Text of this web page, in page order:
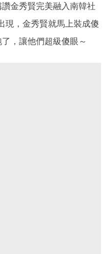
金秀賢完美融入南韓社
現，金秀賢就馬上裝成傻
，讓他們超級傻眼～